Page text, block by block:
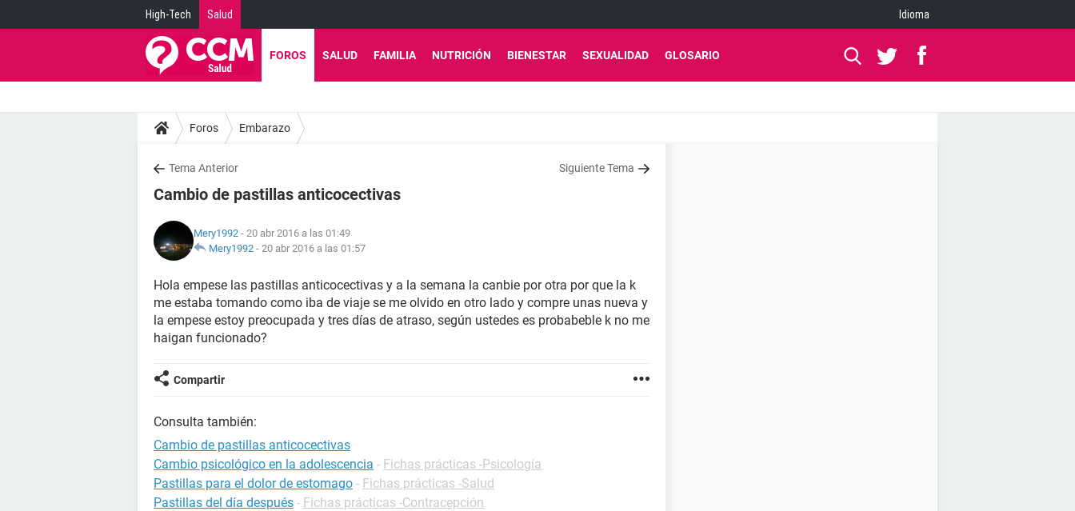
High-Tech Salud Idioma
FOROS SALUD FAMILIA NUTRICIÓN BIENESTAR SEXUALIDAD GLOSARIO
Foros Embarazo
Tema Anterior Siguiente Tema
Cambio de pastillas anticocectivas
Mery1992 - 20 abr 2016 a las 01:49
Mery1992 - 20 abr 2016 a las 01:57
Hola empese las pastillas anticocectivas y a la semana la canbie por otra por que la k
me estaba tomando como iba de viaje se me olvido en otro lado y compre unas nueva y
la empese estoy preocupada y tres días de atraso, según ustedes es probabeble k no me
haigan funcionado?
Compartir
Consulta también:
Cambio de pastillas anticocectivas
Cambio psicológico en la adolescencia - Fichas prácticas -Psicología
Pastillas para el dolor de estomago - Fichas prácticas -Salud
Pastillas del día después - Fichas prácticas -Contracepción